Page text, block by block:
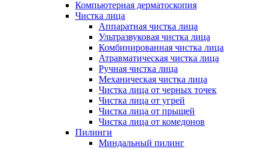
Компьютерная дерматоскопия
Чистка лица
Аппаратная чистка лица
Ультразвуковая чистка лица
Комбинированная чистка лица
Атравматическая чистка лица
Ручная чистка лица
Механическая чистка лица
Чистка лица от черных точек
Чистка лица от угрей
Чистка лица от прыщей
Чистка лица от комедонов
Пилинги
Миндальный пилинг